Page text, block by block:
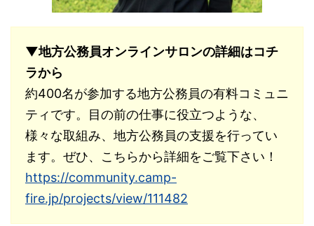
▼地方公務員オンラインサロンの詳細はコチ
ラから
約400名が参加する地方公務員の有料コミュニ
ティです。目の前の仕事に役立つような、
様々な取組み、地方公務員の支援を行ってい
ます。ぜひ、こちらから詳細をご覧下さい！
https://community.camp-
fire.jp/projects/view/111482